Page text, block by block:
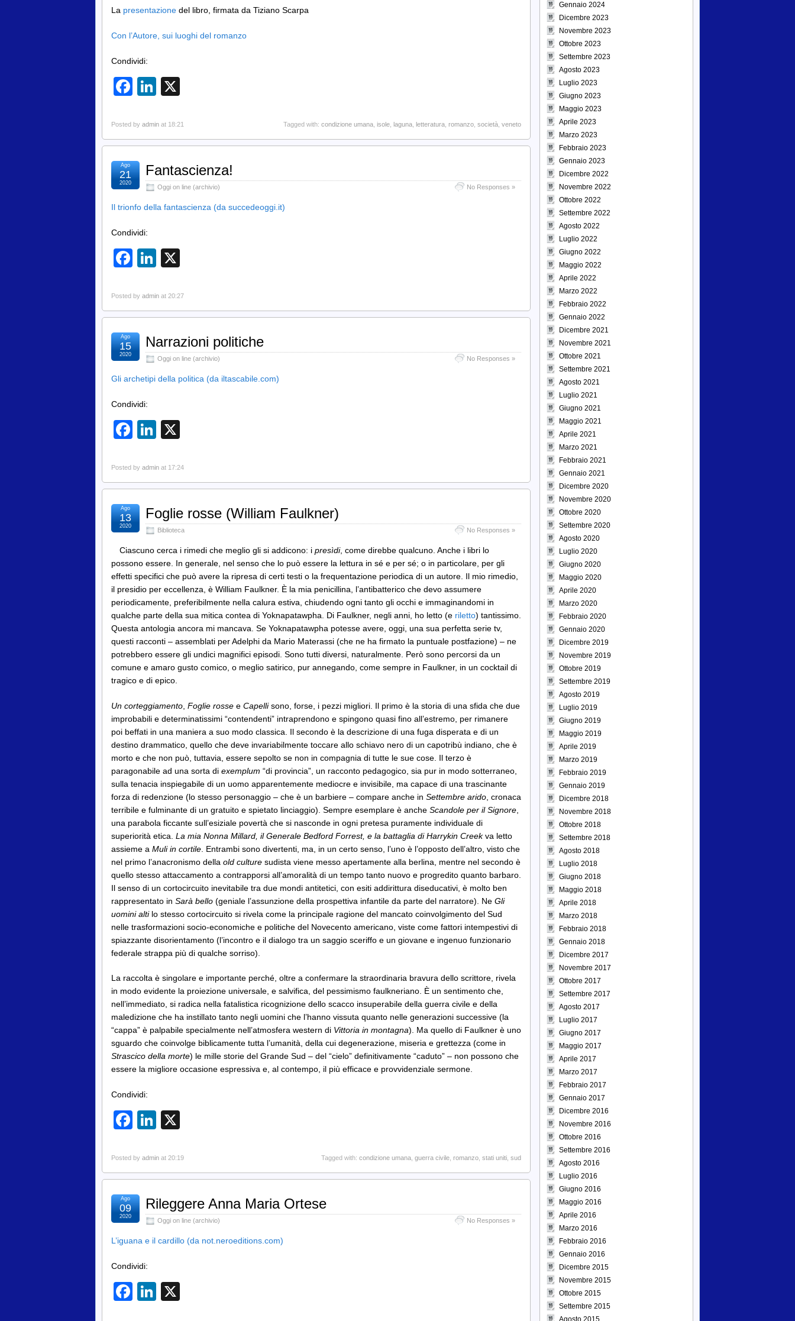
La presentazione del libro, firmata da Tiziano Scarpa
Con l’Autore, sui luoghi del romanzo
Condividi:
Facebook
LinkedIn
Posted by admin at 18:21 Tagged with: condizione umana isole laguna letteratura romanzo società veneto
Fantascienza!
Oggi on line (archivio) No Responses »
Ago
21
2020
Il trionfo della fantascienza (da succedeoggi.it)
Condividi:
Facebook
LinkedIn
Posted by admin at 20:27
Narrazioni politiche
Oggi on line (archivio) No Responses »
Ago
15
2020
Gli archetipi della politica (da iltascabile.com)
Condividi:
Facebook
LinkedIn
Posted by admin at 17:24
Foglie rosse (William Faulkner)
Biblioteca No Responses »
Ago
13
2020
Ciascuno cerca i rimedi che meglio gli si addicono: i presìdi, come direbbe qualcuno. Anche i libri lo
possono essere. In generale, nel senso che lo può essere la lettura in sé e per sé; o in particolare, per gli
effetti specifici che può avere la ripresa di certi testi o la frequentazione periodica di un autore. Il mio rimedio,
il presidio per eccellenza, è William Faulkner. È la mia penicillina, l’antibatterico che devo assumere
periodicamente, preferibilmente nella calura estiva, chiudendo ogni tanto gli occhi e immaginandomi in
qualche parte della sua mitica contea di Yoknapatawpha. Di Faulkner, negli anni, ho letto (e riletto) tantissimo.
Questa antologia ancora mi mancava. Se Yoknapatawpha potesse avere, oggi, una sua perfetta serie tv,
questi racconti – assemblati per Adelphi da Mario Materassi (che ne ha firmato la puntuale postfazione) – ne
potrebbero essere gli undici magnifici episodi. Sono tutti diversi, naturalmente. Però sono percorsi da un
comune e amaro gusto comico, o meglio satirico, pur annegando, come sempre in Faulkner, in un cocktail di
tragico e di epico.
Un corteggiamento Foglie rosse e Capellisono, forse, i pezzi migliori. Il primo è la storia di una sfida che due
improbabili e determinatissimi “contendenti” intraprendono e spingono quasi fino all’estremo, per rimanere
poi beffati in una maniera a suo modo classica. Il secondo è la descrizione di una fuga disperata e di un
destino drammatico, quello che deve invariabilmente toccare allo schiavo nero di un capotribù indiano, che è
morto e che non può, tuttavia, essere sepolto se non in compagnia di tutte le sue cose. Il terzo è
paragonabile ad una sorta di exemplum “di provincia”, un racconto pedagogico, sia pur in modo sotterraneo,
sulla tenacia inspiegabile di un uomo apparentemente mediocre e invisibile, ma capace di una trascinante
forza di redenzione (lo stesso personaggio – che è un barbiere – compare anche in Settembre arido , cronaca
terribile e fulminante di un gratuito e spietato linciaggio). Sempre esemplare è anche Scandole per il Signore
una parabola ficcante sull’esiziale povertà che si nasconde in ogni pretesa puramente individuale di
superiorità etica. La mia Nonna Millard, il Generale Bedford Forrest, e la battaglia di Harrykin Creekva letto
assieme a Muli in cortile . Entrambi sono divertenti, ma, in un certo senso, l’uno è l’opposto dell’altro, visto che
nel primo l’anacronismo della old culture sudista viene messo apertamente alla berlina, mentre nel secondo è
quello stesso attaccamento a contrapporsi all’amoralità di un tempo tanto nuovo e progredito quanto barbaro.
Il senso di un cortocircuito inevitabile tra due mondi antitetici, con esiti addirittura diseducativi, è molto ben
rappresentato in Sarà bello (geniale l’assunzione della prospettiva infantile da parte del narratore). Ne Gli
uomini altilo stesso cortocircuito si rivela come la principale ragione del mancato coinvolgimento del Sud
nelle trasformazioni socio-economiche e politiche del Novecento americano, viste come fattori intempestivi di
spiazzante disorientamento (l’incontro e il dialogo tra un saggio sceriffo e un giovane e ingenuo funzionario
federale strappa più di qualche sorriso).
La raccolta è singolare e importante perché, oltre a confermare la straordinaria bravura dello scrittore, rivela
in modo evidente la proiezione universale, e salvifica, del pessimismo faulkneriano. È un sentimento che,
nell’immediato, si radica nella fatalistica ricognizione dello scacco insuperabile della guerra civile e della
maledizione che ha instillato tanto negli uomini che l’hanno vissuta quanto nelle generazioni successive (la
“cappa” è palpabile specialmente nell’atmosfera western di Vittoria in montagna). Ma quello di Faulkner è uno
sguardo che coinvolge biblicamente tutta l’umanità, della cui degenerazione, miseria e grettezza (come in
Strascico della morte) le mille storie del Grande Sud – del “cielo” definitivamente “caduto” – non possono che
essere la migliore occasione espressiva e, al contempo, il più efficace e provvidenziale sermone.
Condividi:
Facebook
LinkedIn
Posted by admin at 20:19 Tagged with: condizione umana guerra civile romanzo stati uniti sud
Rileggere Anna Maria Ortese
Oggi on line (archivio) No Responses »
Ago
09
2020
L’iguana e il cardillo (da not.neroeditions.com)
Condividi:
Facebook
LinkedIn
Gennaio 2024
Dicembre 2023
Novembre 2023
Ottobre 2023
Settembre 2023
Agosto 2023
Luglio 2023
Giugno 2023
Maggio 2023
Aprile 2023
Marzo 2023
Febbraio 2023
Gennaio 2023
Dicembre 2022
Novembre 2022
Ottobre 2022
Settembre 2022
Agosto 2022
Luglio 2022
Giugno 2022
Maggio 2022
Aprile 2022
Marzo 2022
Febbraio 2022
Gennaio 2022
Dicembre 2021
Novembre 2021
Ottobre 2021
Settembre 2021
Agosto 2021
Luglio 2021
Giugno 2021
Maggio 2021
Aprile 2021
Marzo 2021
Febbraio 2021
Gennaio 2021
Dicembre 2020
Novembre 2020
Ottobre 2020
Settembre 2020
Agosto 2020
Luglio 2020
Giugno 2020
Maggio 2020
Aprile 2020
Marzo 2020
Febbraio 2020
Gennaio 2020
Dicembre 2019
Novembre 2019
Ottobre 2019
Settembre 2019
Agosto 2019
Luglio 2019
Giugno 2019
Maggio 2019
Aprile 2019
Marzo 2019
Febbraio 2019
Gennaio 2019
Dicembre 2018
Novembre 2018
Ottobre 2018
Settembre 2018
Agosto 2018
Luglio 2018
Giugno 2018
Maggio 2018
Aprile 2018
Marzo 2018
Febbraio 2018
Gennaio 2018
Dicembre 2017
Novembre 2017
Ottobre 2017
Settembre 2017
Agosto 2017
Luglio 2017
Giugno 2017
Maggio 2017
Aprile 2017
Marzo 2017
Febbraio 2017
Gennaio 2017
Dicembre 2016
Novembre 2016
Ottobre 2016
Settembre 2016
Agosto 2016
Luglio 2016
Giugno 2016
Maggio 2016
Aprile 2016
Marzo 2016
Febbraio 2016
Gennaio 2016
Dicembre 2015
Novembre 2015
Ottobre 2015
Settembre 2015
Agosto 2015